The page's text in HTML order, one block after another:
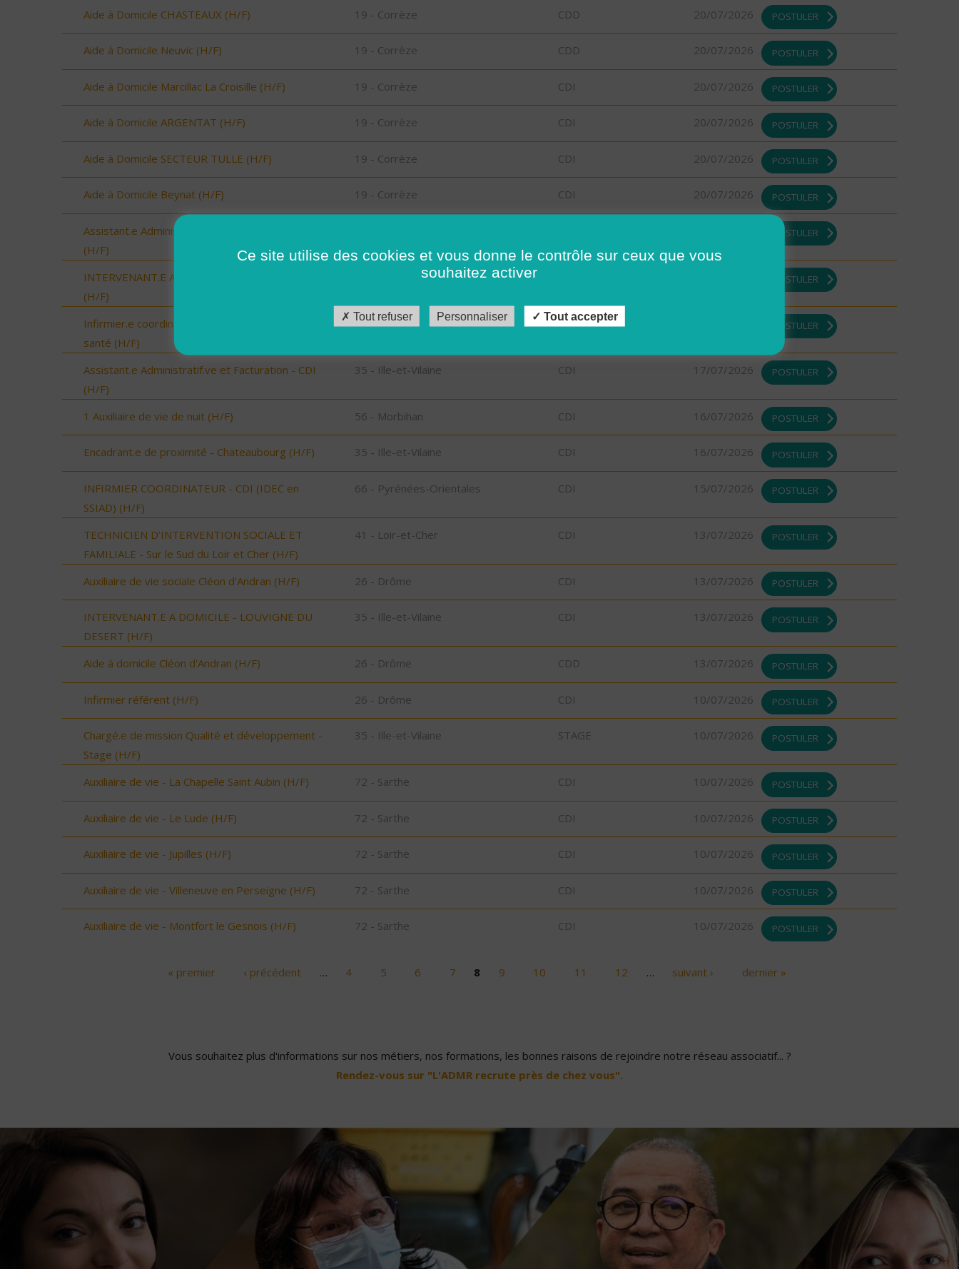
Aide à Domicile CHASTEAUX (H/F) 19 - Corrèze CDD 20/07/2026 POSTULER
Aide à Domicile Neuvic (H/F) 19 - Corrèze CDD 20/07/2026 POSTULER
Aide à Domicile Marcillac La Croisille (H/F) 19 - Corrèze CDI 20/07/2026 POSTULER
Aide à Domicile ARGENTAT (H/F) 19 - Corrèze CDI 20/07/2026 POSTULER
Aide à Domicile SECTEUR TULLE (H/F) 19 - Corrèze CDI 20/07/2026 POSTULER
Aide à Domicile Beynat (H/F) 19 - Corrèze CDI 20/07/2026 POSTULER
Assistant.e Administratif.ve et Facturation - CDD
(H/F)
POSTULER
INTERVENANT.E A DOMICILE - VAL COUESNON
(H/F)
35 - Ille-et-Vilaine POSTULER
Infirmier.e coordinateur.rice / Chargé.e de mission
santé (H/F)
35 - Ille-et-Vilaine CDI POSTULER
Assistant.e Administratif.ve et Facturation - CDI
(H/F)
35 - Ille-et-Vilaine CDI 17/07/2026 POSTULER
1 Auxiliaire de vie de nuit (H/F) 56 - Morbihan CDI 16/07/2026 POSTULER
Encadrant.e de proximité - Chateaubourg (H/F) 35 - Ille-et-Vilaine CDI 16/07/2026 POSTULER
INFIRMIER COORDINATEUR - CDI (IDEC en
SSIAD) (H/F)
66 - Pyrénées-Orientales CDI 15/07/2026 POSTULER
TECHNICIEN D’INTERVENTION SOCIALE ET
FAMILIALE - Sur le Sud du Loir et Cher (H/F)
41 - Loir-et-Cher CDI 13/07/2026 POSTULER
Auxiliaire de vie sociale Cléon d'Andran (H/F) 26 - Drôme CDI 13/07/2026 POSTULER
INTERVENANT.E A DOMICILE - LOUVIGNE DU
DESERT (H/F)
35 - Ille-et-Vilaine CDI 13/07/2026 POSTULER
Aide à domicile Cléon d'Andran (H/F) 26 - Drôme CDD 13/07/2026 POSTULER
Infirmier référent (H/F) 26 - Drôme CDI 10/07/2026 POSTULER
Chargé.e de mission Qualité et développement -
Stage (H/F)
35 - Ille-et-Vilaine STAGE 10/07/2026 POSTULER
Auxiliaire de vie - La Chapelle Saint Aubin (H/F) 72 - Sarthe CDI 10/07/2026 POSTULER
Auxiliaire de vie - Le Lude (H/F) 72 - Sarthe CDI 10/07/2026 POSTULER
Auxiliaire de vie - Jupilles (H/F) 72 - Sarthe CDI 10/07/2026 POSTULER
Auxiliaire de vie - Villeneuve en Perseigne (H/F) 72 - Sarthe CDI 10/07/2026 POSTULER
Auxiliaire de vie - Montfort le Gesnois (H/F) 72 - Sarthe CDI 10/07/2026 POSTULER
« premier ‹ précédent … 4 5 6 7 8 9 10 11 12 … suivant › dernier »
Vous souhaitez plus d'informations sur nos métiers, nos formations, les bonnes raisons de rejoindre notre réseau associatif... ?
Rendez-vous sur "L'ADMR recrute près de chez vous".
Ce site utilise des cookies et vous donne le contrôle sur ceux que vous
souhaitez activer
Tout refuser Personnaliser Tout accepter